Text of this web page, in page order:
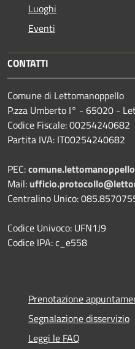
Luoghi
Eventi
CONTATTI
Comune di Lettomanoppello
P.zza Umberto I° - 65020 -
Codice Fiscale: 00254240682
Partita IVA: IT00254240682
PEC:
Mail:
Centralino Unico:
Codice Univoco: UFN1J9
Codice IPA: c_e558
Prenotazione
Segnalazione disservizio
Leggi le FAQ